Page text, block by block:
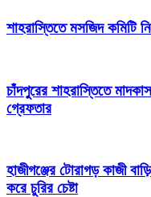
শাহরাস্তিতে মসজিদ কমিটি
চাঁদপুরের শাহরাস্তিতে
গ্রেফতার
হাজীগঞ্জের টোরাগড় কাজী
করে চুরির চেষ্টা